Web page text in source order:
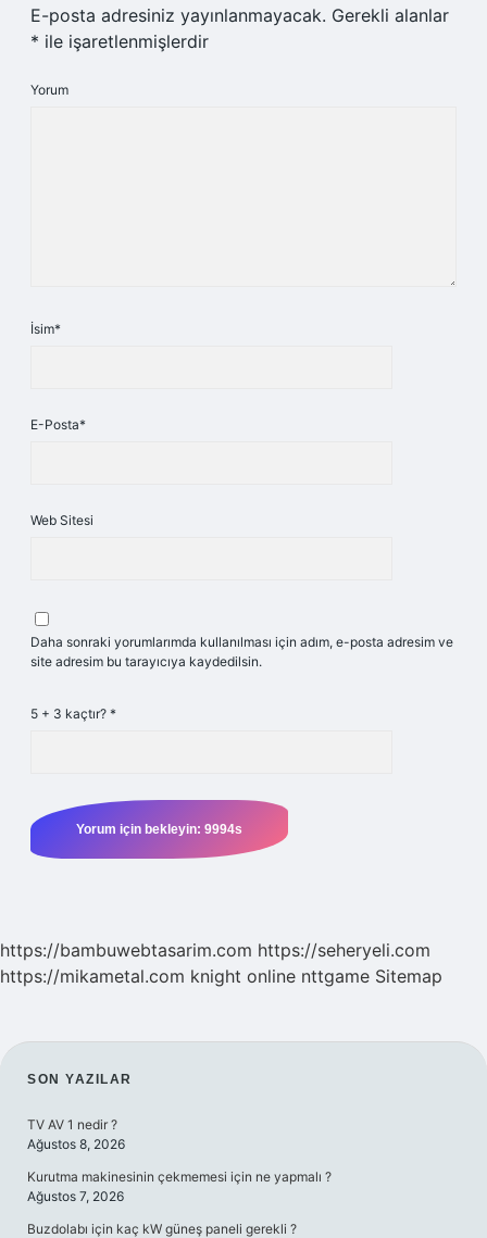
E-posta adresiniz yayınlanmayacak. Gerekli alanlar
* ile işaretlenmişlerdir
Yorum
İsim*
E-Posta*
Web Sitesi
Daha sonraki yorumlarımda kullanılması için adım, e-posta adresim ve
site adresim bu tarayıcıya kaydedilsin.
5 + 3 kaçtır? *
https://bambuwebtasarim.com https://seheryeli.com
https://mikametal.com knight online nttgame Sitemap
SIDEBAR
SON YAZILAR
TV AV 1 nedir ?
Ağustos 8, 2026
Kurutma makinesinin çekmemesi için ne yapmalı ?
Ağustos 7, 2026
Buzdolabı için kaç kW güneş paneli gerekli ?